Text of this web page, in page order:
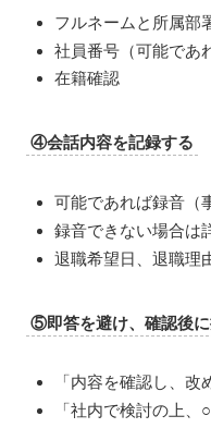
フルネームと所属部
社員番号（可能であ
在籍確認
④会話内容を記録する
可能であれば録音（
録音できない場合は
退職希望日、退職理
⑤即答を避け、確認後
「内容を確認し、改
「社内で検討の上、